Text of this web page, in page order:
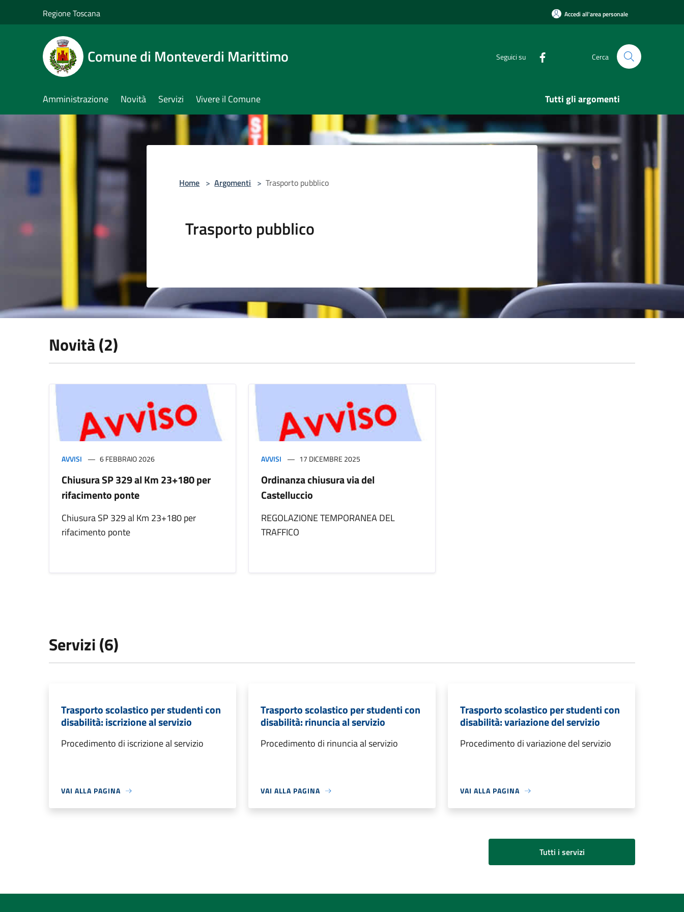
Regione Toscana Accedi all'area personale
Comune di Monteverdi Marittimo Seguici su Cerca
Amministrazione Novità Servizi Vivere il Comune Tutti gli argomenti
Home > Argomenti > Trasporto pubblico
Trasporto pubblico
Novità (2)
AVVISI 6 FEBBRAIO 2026
Chiusura SP 329 al Km 23+180 per
rifacimento ponte
Chiusura SP 329 al Km 23+180 per
rifacimento ponte
AVVISI 17 DICEMBRE 2025
Ordinanza chiusura via del
Castelluccio
REGOLAZIONE TEMPORANEA DEL
TRAFFICO
Servizi (6)
Trasporto scolastico per studenti con
disabilità: iscrizione al servizio
Procedimento di iscrizione al servizio
VAI ALLA PAGINA
Trasporto scolastico per studenti con
disabilità: rinuncia al servizio
Procedimento di rinuncia al servizio
VAI ALLA PAGINA
Trasporto scolastico per studenti con
disabilità: variazione del servizio
Procedimento di variazione del servizio
VAI ALLA PAGINA
Tutti i servizi